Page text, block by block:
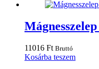
11016 Ft Bruttó
Kosárba teszem